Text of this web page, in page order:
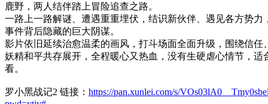
鹿野，两人结伴踏上冒险追查之路。
一路上一路解谜、遭遇重重埋伏，结识新伙伴、遇见各方势力
事件背后隐藏的巨大阴谋。
影片依旧延续治愈温柔的画风，打斗场面全面升级，围绕信任
妖精和平共存展开，全程暖心又热血，没有生硬虐心情节，适
看。
罗小黑战记2 链接： https://pan.xunlei.com/s/